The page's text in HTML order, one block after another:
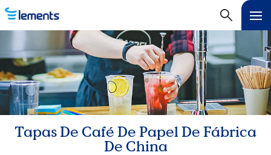
Tapas De Café De Papel De Fábrica
De China